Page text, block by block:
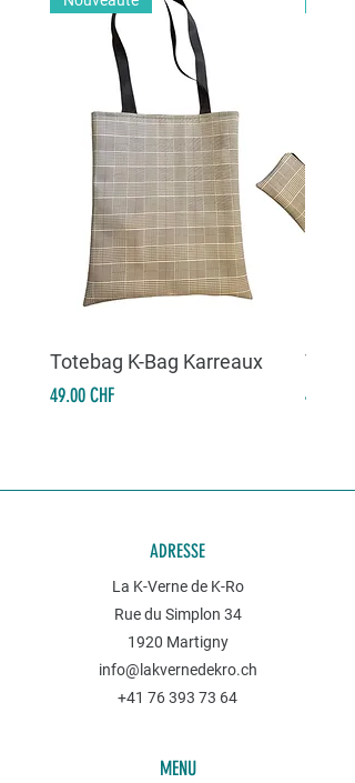
Totebag K-Bag Karreaux
Prix
49.00 CHF Prix
49.00
ADRESSE
La K-Verne de K-Ro
Rue du Simplon 34
1920 Martigny
info@lakvernedekro.ch
+41 76 393 73 64
MENU